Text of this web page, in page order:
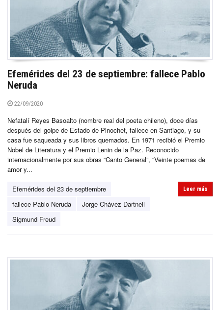
Efemérides del 23 de septiembre: fallece Pablo
Neruda
22/09/2020
Nefatalí Reyes Basoalto (nombre real del poeta chileno), doce días
después del golpe de Estado de Pinochet, fallece en Santiago, y su
casa fue saqueada y sus libros quemados. En 1971 recibió el Premio
Nobel de Literatura y el Premio Lenin de la Paz. Reconocido
internacionalmente por sus obras “Canto General”, “Veinte poemas de
amor y...
Efemérides del 23 de septiembre
fallece Pablo Neruda
Jorge Chávez Dartnell
Sigmund Freud
Leer más